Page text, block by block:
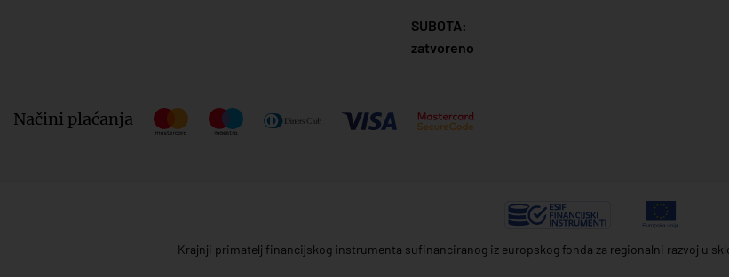
SUBOTA:
zatvoreno
Načini plaćanja
Krajnji primatelj financijskog instrumenta sufinanciranog iz europskog fonda za regionalni razvoj u